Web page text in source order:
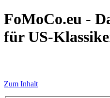
FoMoCo.eu -
für US-
Zum Inhalt